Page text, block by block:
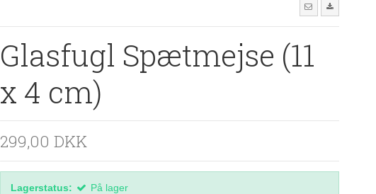
Glasfugl Spætmejse (11
x 4 cm)
299,00 DKK
Lagerstatus: På lager